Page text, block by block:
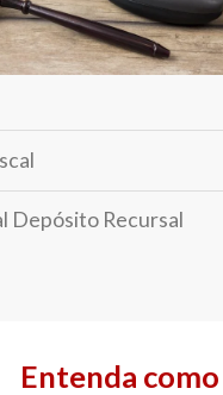
Depósito Recursal
Entenda